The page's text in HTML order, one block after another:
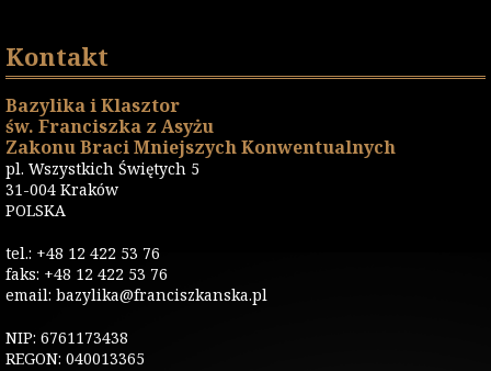
Kontakt
Bazylika i Klasztor
św. Franciszka z Asyżu
Zakonu Braci Mniejszych Konwentualnych
pl. Wszystkich Świętych 5
31-004 Kraków
POLSKA
tel.: +48 12 422 53 76
faks: +48 12 422 53 76
email: bazylika@franciszkanska.pl
NIP: 6761173438
REGON: 040013365